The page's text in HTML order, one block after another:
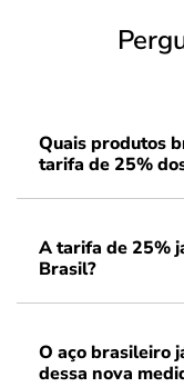
Quais produtos
tarifa de 25%
A tarifa de 25%
Brasil?
O aço brasileiro
dessa nova